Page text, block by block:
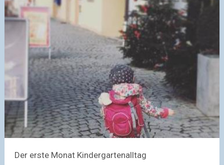
Der erste Monat Kindergartenalltag